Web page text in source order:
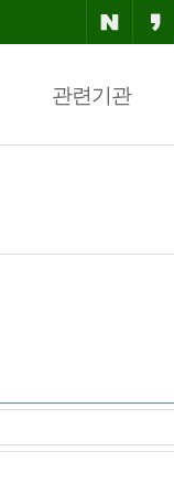
관련기관